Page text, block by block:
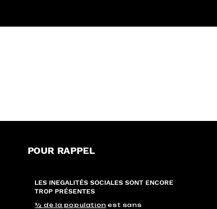
POUR RAPPEL
LES INEGALITÉS SOCIALES SONT ENCORE
TROP PRÉSENTES
½ de la population est sans